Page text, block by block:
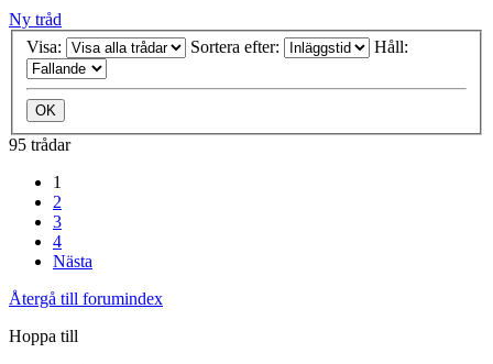
Ny tråd
Visa:
Sortera efter: Håll:
95 trådar
1
2
3
4
Nästa
Återgå till forumindex
Hoppa till